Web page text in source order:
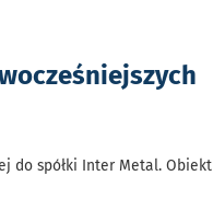
do spółki Inter Metal. Obiekt